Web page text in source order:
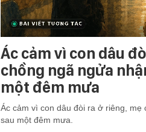
Ác cảm vì con dâu
chồng ngã ngửa
một đêm mưa
Ác cảm vì con dâu đòi ra ở riêng,
sau một đêm mưa.